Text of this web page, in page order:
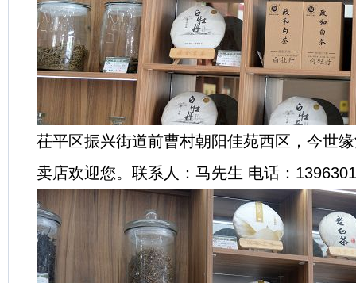
茌平区振兴街道前曹村朝阳佳苑西区，今世
卖店欢迎您。联系人：马先生 电话：